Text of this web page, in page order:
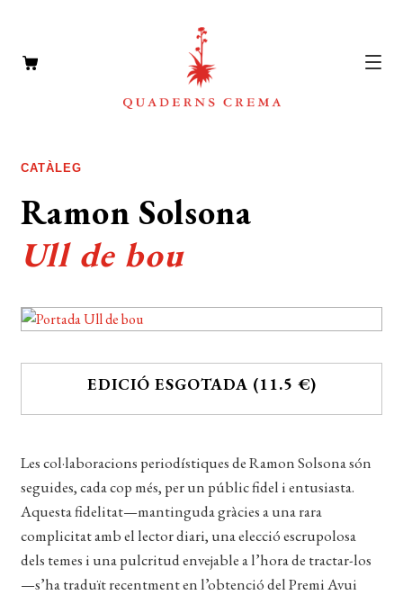
NOTÍCIES
L’EDITORIAL
el
menú
FOREIGN RIGHTS
CONTACTE
CERCAR
WISHLIST
CATÀLEG
Ramon Solsona
Ull de bou
EDICIÓ ESGOTADA (11.5 €)
Les col·laboracions periodístiques de Ramon Solsona són
seguides, cada cop més, per un públic fidel i entusiasta.
Aquesta fidelitat—mantinguda gràcies a una rara
complicitat amb el lector diari, una elecció escrupolosa
dels temes i una pulcritud envejable a l’hora de tractar-los
—s’ha traduït recentment en l’obtenció del Premi Avui